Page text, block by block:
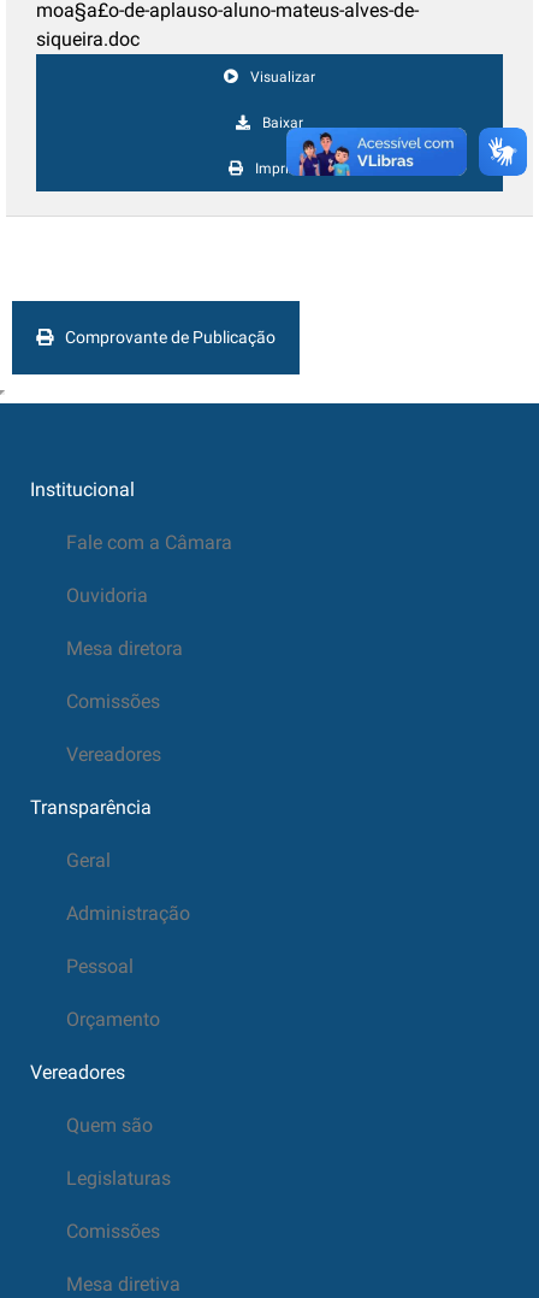
moa§a£o-de-aplauso-aluno-mateus-alves-de-
siqueira.doc
Visualizar
Baixar
Imprimir
Comprovante de Publicação
Institucional
Fale com a Câmara
Ouvidoria
Mesa diretora
Comissões
Vereadores
Transparência
Geral
Administração
Pessoal
Orçamento
Vereadores
Quem são
Legislaturas
Comissões
Mesa diretiva